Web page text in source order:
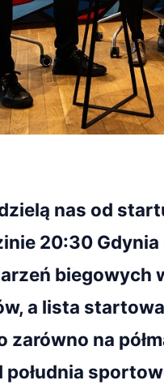
nas od
20:30
biegowych
a lista
zarówno na